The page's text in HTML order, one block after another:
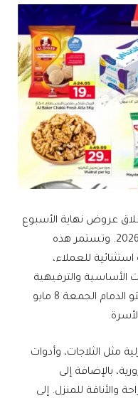
عروض نهاية الأسبوع
القوية، والتي تبدأ يوم الجمعة 8 مايو 2026. وتستمر هذه
للعملاء،
والترفيهية
بأسعار تنافسية. تشمل عروض نستو الدمام الجمعة 8 مايو
مثل الثلاجات، وأدوات
بالإضافة إلى
والأناقة للمنزل. إلى